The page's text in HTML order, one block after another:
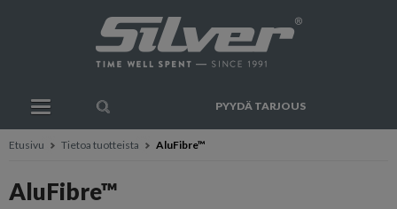
PYYDÄ TARJOUS
Etusivu Tietoa tuotteista AluFibre™
AluFibre™